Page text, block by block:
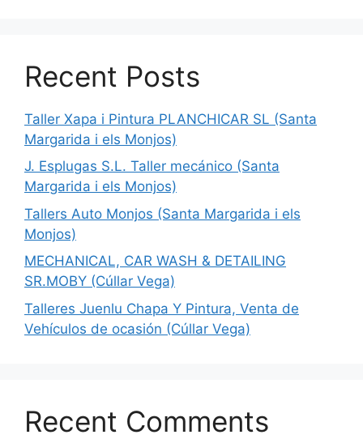
Recent Posts
Taller Xapa i Pintura PLANCHICAR SL (Santa
Margarida i els Monjos)
J. Esplugas S.L. Taller mecánico (Santa
Margarida i els Monjos)
Tallers Auto Monjos (Santa Margarida i els
Monjos)
MECHANICAL, CAR WASH & DETAILING
SR.MOBY (Cúllar Vega)
Talleres Juenlu Chapa Y Pintura, Venta de
Vehículos de ocasión (Cúllar Vega)
Recent Comments